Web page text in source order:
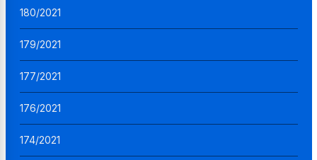
180/2021
179/2021
177/2021
176/2021
174/2021